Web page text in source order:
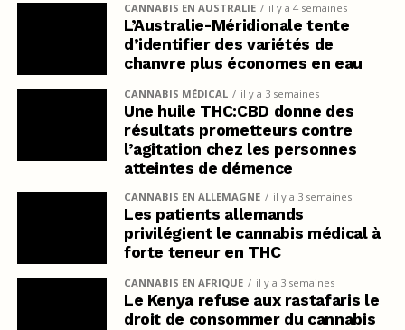
CANNABIS EN AUSTRALIE il y a 4 semaines
L’Australie-Méridionale tente
d’identifier des variétés de
chanvre plus économes en eau
CANNABIS MÉDICAL il y a 3 semaines
Une huile THC:CBD donne des
résultats prometteurs contre
l’agitation chez les personnes
atteintes de démence
CANNABIS EN ALLEMAGNE il y a 3 semaines
Les patients allemands
privilégient le cannabis médical à
forte teneur en THC
CANNABIS EN AFRIQUE il y a 3 semaines
Le Kenya refuse aux rastafaris le
droit de consommer du cannabis